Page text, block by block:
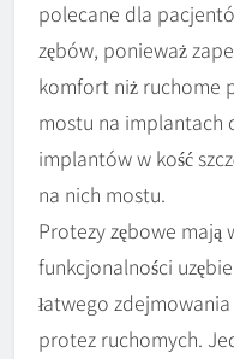
polecane dla
zębów, ponieważ
komfort niż ruchome
mostu na implantach
implantów w kość
na nich mostu.
Protezy zębowe
funkcjonalności
łatwego
protez ruchomych.